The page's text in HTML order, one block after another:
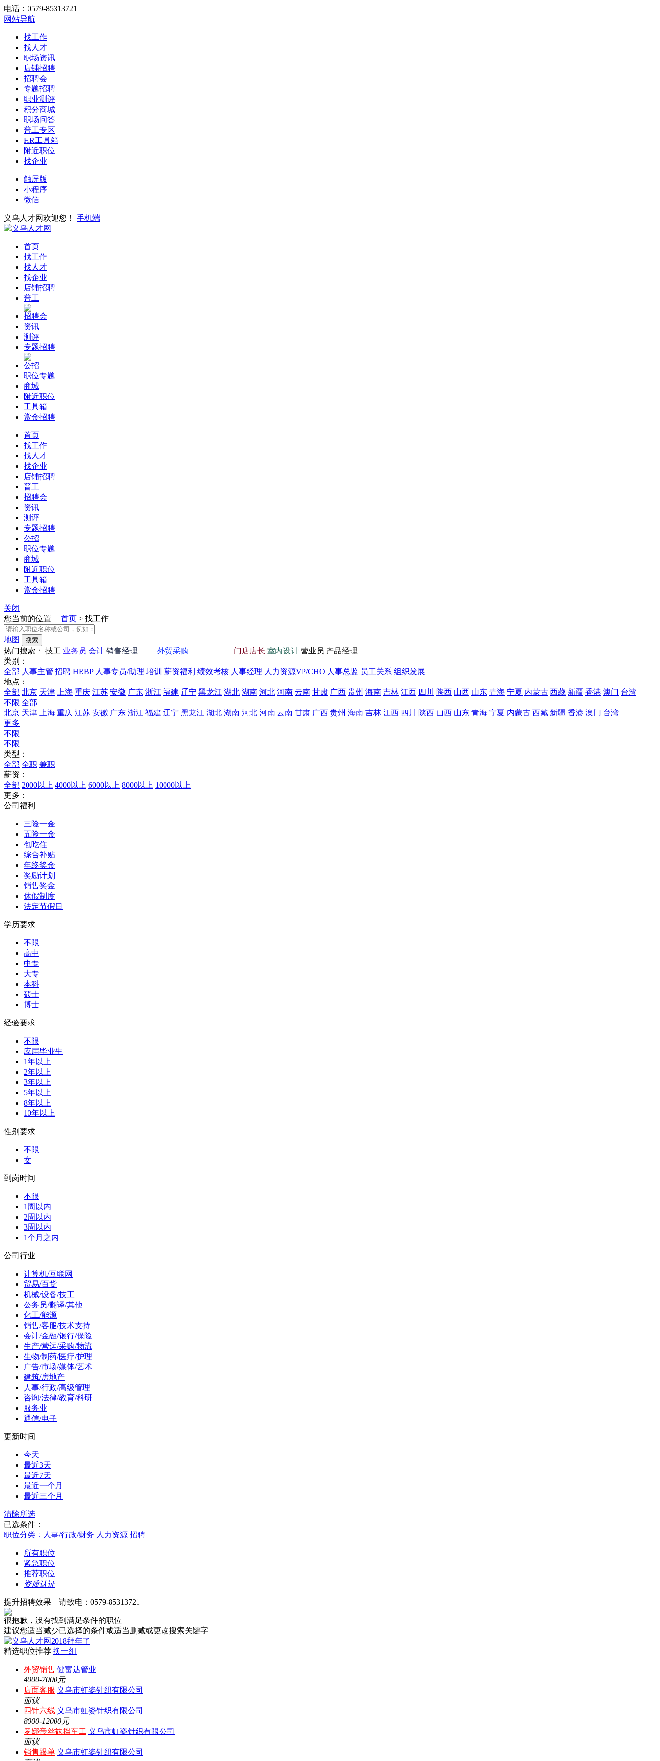
电话：0579-85313721
网站导航
找工作
找人才
职场资讯
店铺招聘
招聘会
专题招聘
职业测评
积分商城
职场问答
普工专区
HR工具箱
附近职位
找企业
触屏版
小程序
微信
义乌人才网欢迎您！ 手机端
首页
找工作
找人才
找企业
店铺招聘
普工
招聘会
资讯
测评
专题招聘
公招
职位专题
商城
附近职位
工具箱
赏金招聘
首页
找工作
找人才
找企业
店铺招聘
普工
招聘会
资讯
测评
专题招聘
公招
职位专题
商城
附近职位
工具箱
赏金招聘
关闭
您当前的位置： 首页 > 找工作
地图
热门搜索： 技工 业务员 会计 销售经理 外贸采购 门店店长 室内设计 营业员 产品经理
类别：
全部 人事主管 招聘 HRBP 人事专员/助理 培训 薪资福利 绩效考核 人事经理 人力资源VP/CHO 人事总监 员工关系 组织发展
地点：
全部 北京 天津 上海 重庆 江苏 安徽 广东 浙江 福建 辽宁 黑龙江 湖北 湖南 河北 河南 云南 甘肃 广西 贵州 海南 吉林 江西 四川 陕西 山西 山东 青海 宁夏 内蒙古 西藏 新疆 香港 澳门 台湾
不限 全部
北京 天津 上海 重庆 江苏 安徽 广东 浙江 福建 辽宁 黑龙江 湖北 湖南 河北 河南 云南 甘肃 广西 贵州 海南 吉林 江西 四川 陕西 山西 山东 青海 宁夏 内蒙古 西藏 新疆 香港 澳门 台湾
更多
不限
不限
类型：
全部 全职 兼职
薪资：
全部 2000以上 4000以上 6000以上 8000以上 10000以上
更多：
公司福利
三险一金
五险一金
包吃住
综合补贴
年终奖金
奖励计划
销售奖金
休假制度
法定节假日
学历要求
不限
高中
中专
大专
本科
硕士
博士
经验要求
不限
应届毕业生
1年以上
2年以上
3年以上
5年以上
8年以上
10年以上
性别要求
不限
女
到岗时间
不限
1周以内
2周以内
3周以内
1个月之内
公司行业
计算机/互联网
贸易/百货
机械/设备/技工
公务员/翻译/其他
化工/能源
销售/客服/技术支持
会计/金融/银行/保险
生产/营运/采购/物流
生物/制药/医疗/护理
广告/市场/媒体/艺术
建筑/房地产
人事/行政/高级管理
咨询/法律/教育/科研
服务业
通信/电子
更新时间
今天
最近3天
最近7天
最近一个月
最近三个月
清除所选
已选条件：
职位分类：人事/行政/财务 人力资源 招聘
所有职位
紧急职位
推荐职位
资质认证
提升招聘效果，请致电：0579-85313721
很抱歉，没有找到满足条件的职位
建议您适当减少已选择的条件或适当删减或更改搜索关键字
精选职位推荐 换一组
外贸销售 健富达管业
4000-7000元
店面客服 义乌市虹姿针织有限公司
面议
四针六线 义乌市虹姿针织有限公司
8000-12000元
罗娜帝丝袜挡车工 义乌市虹姿针织有限公司
面议
销售跟单 义乌市虹姿针织有限公司